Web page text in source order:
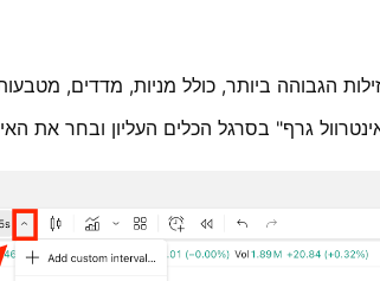
הגבוהה ביותר, כולל מניות, מדדים,
גרף" בסרגל הכלים העליון ובחר את